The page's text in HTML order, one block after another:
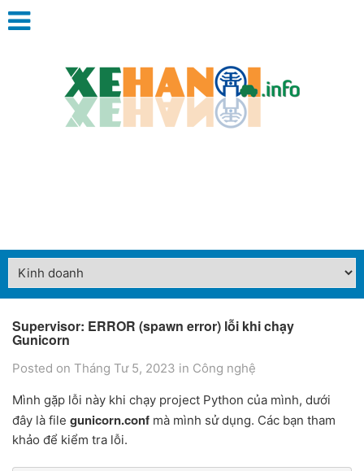
Supervisor: ERROR (spawn error) lỗi khi chạy
Gunicorn
Posted on Tháng Tư 5, 2023 in Công nghệ
Mình gặp lỗi này khi chạy project Python của mình, dưới
đây là file gunicorn.conf mà mình sử dụng. Các bạn tham
khảo để kiểm tra lỗi.